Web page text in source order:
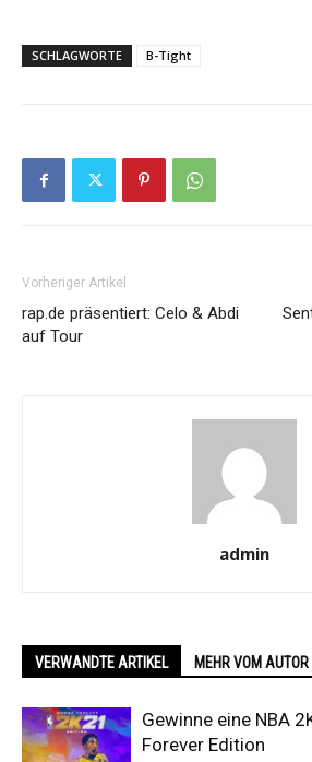
SCHLAGWORTE B-Tight
Vorheriger Artikel
rap.de präsentiert: Celo & Abdi
auf Tour
admin
VERWANDTE ARTIKEL MEHR VOM AUTOR
Gewinne eine NBA
Forever Edition